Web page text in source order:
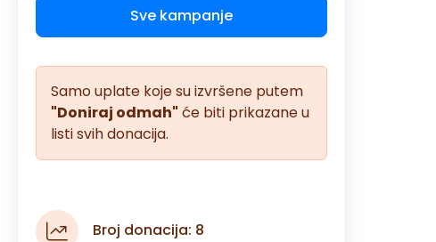
Sve kampanje
Samo uplate koje su izvršene putem
"Doniraj odmah" će biti prikazane u
listi svih donacija.
Broj donacija: 8